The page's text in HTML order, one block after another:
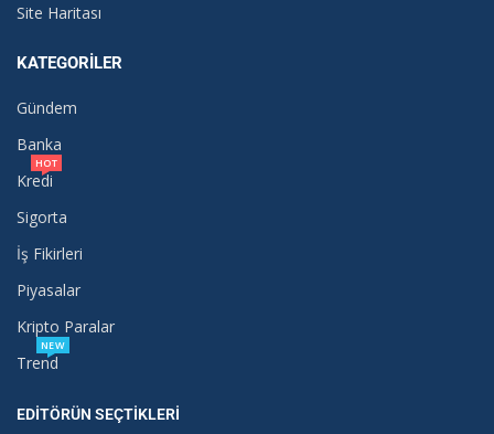
Site Haritası
KATEGORILER
Gündem
Banka
Kredi
HOT
Sigorta
İş Fikirleri
Piyasalar
Kripto Paralar
Trend
NEW
EDITÖRÜN SEÇTIKLERI